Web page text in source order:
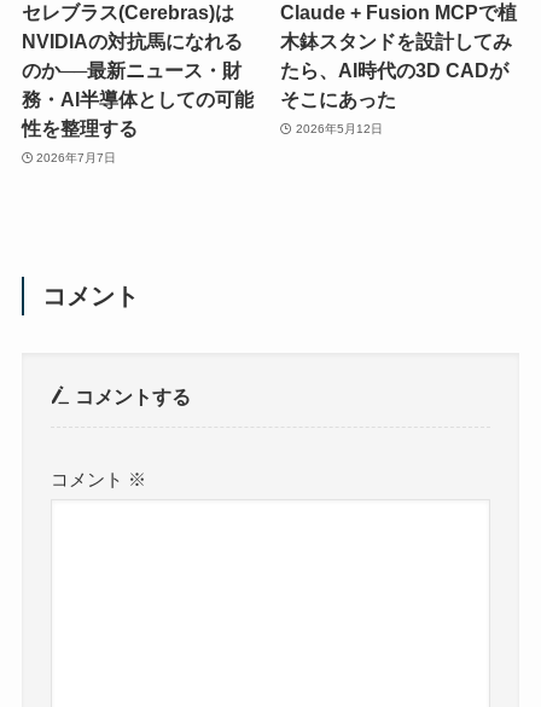
セレブラス(Cerebras)は
NVIDIAの対抗馬になれる
のか──最新ニュース・財
務・AI半導体としての可能
性を整理する
2026年7月7日
Claude + Fusion MCPで植
木鉢スタンドを設計してみ
たら、AI時代の3D CADが
そこにあった
2026年5月12日
コメント
コメントする
コメント ※